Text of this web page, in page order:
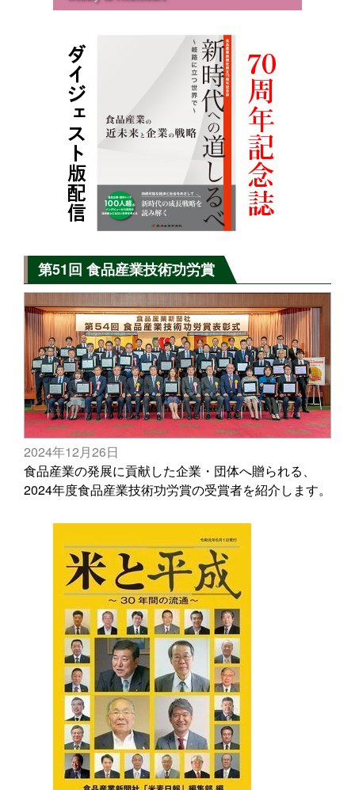
第51回 食品産業技術功労賞
2024年12月26日
食品産業の発展に貢献した企業・団体へ贈られる、
2024年度食品産業技術功労賞の受賞者を紹介します。